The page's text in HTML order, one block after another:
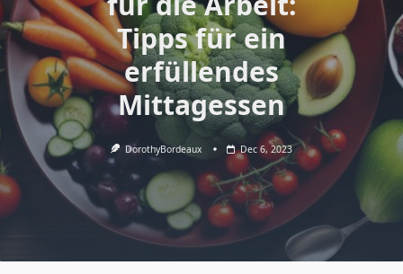
Tipps für ein
erfüllendes
Mittagessen
DorothyBordeaux Dec 6, 2023